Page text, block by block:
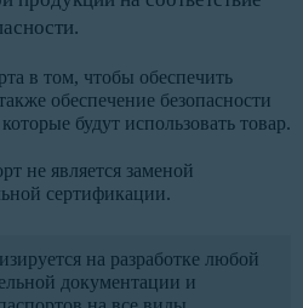
в том, чтобы обеспечить
обеспечение безопасности
будут использовать товар.
не является заменой
сертификации.
на разработке любой
документации и